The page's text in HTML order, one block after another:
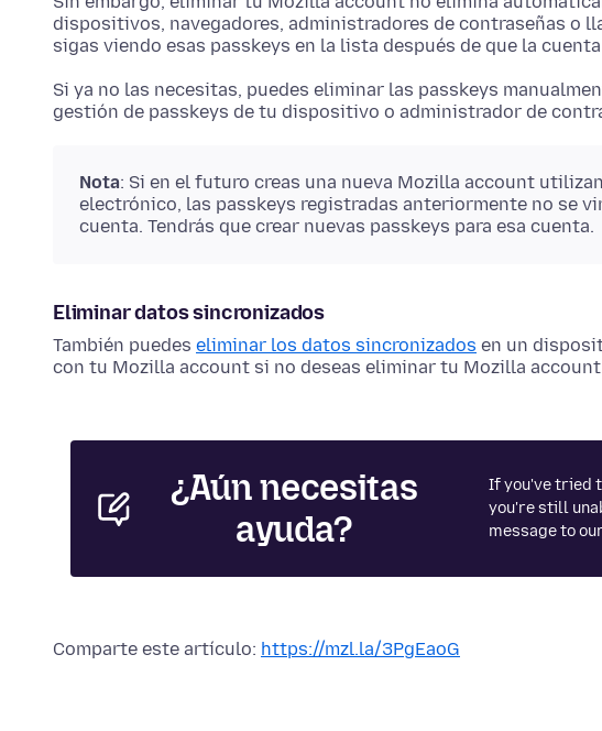
dispositivos, navegadores, administradores de contraseñas o
sigas viendo esas passkeys en la lista después de que la
Si ya no las necesitas, puedes eliminar las passkeys
gestión de passkeys de tu dispositivo o administrador de
Nota: Si en el futuro creas una nueva Mozilla account
electrónico, las passkeys registradas anteriormente no se
cuenta. Tendrás que crear nuevas passkeys para esa cuenta.
Eliminar datos sincronizados
También puedes eliminar los datos sincronizados en un
con tu Mozilla account si no deseas eliminar tu Mozilla
¿Aún necesitas
ayuda?
If you've tried
you're still
message to
Comparte este artículo: https://mzl.la/3PgEaoG